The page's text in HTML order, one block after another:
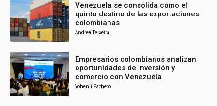
Venezuela se consolida como el
quinto destino de las exportaciones
colombianas
Andrea Teixeira
Empresarios colombianos analizan
oportunidades de inversión y
comercio con Venezuela
Yohenli Pacheco